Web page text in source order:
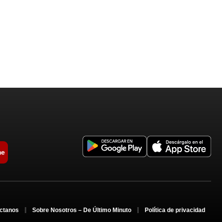
Sobre Nosotros – De Último Minuto Política de privacidad